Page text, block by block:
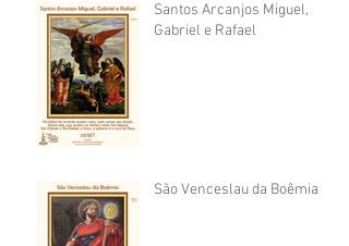
Santos Arcanjos Miguel,
Gabriel e Rafael
São Venceslau da Boêmia